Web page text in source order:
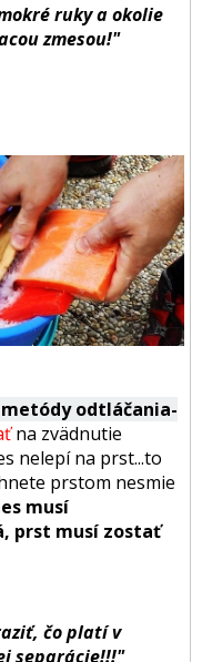
ruky a okolie
zmesou!"
odtláčania-
na zvädnutie
nelepí na prst...to
prstom nesmie
musí
prst musí zostať
čo platí v
separácie!!!"